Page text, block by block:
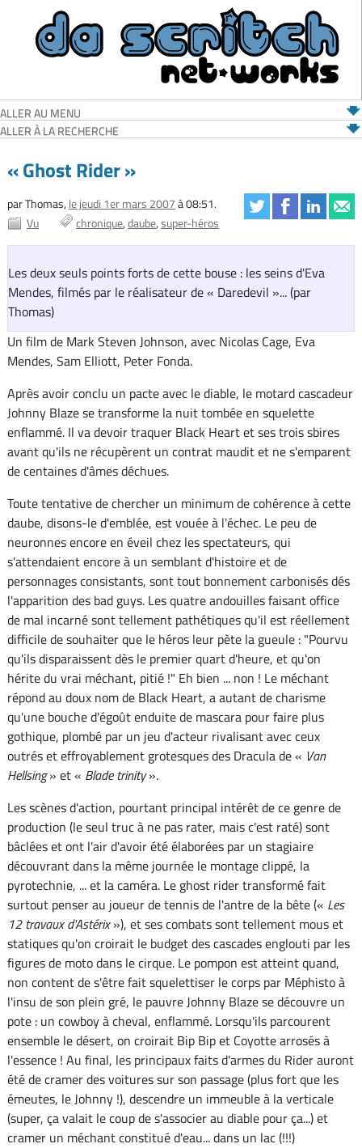
ALLER AU MENU
ALLER À LA RECHERCHE
« Ghost Rider »
par Thomas, le jeudi 1er mars 2007à 08:51.
Vu
chronique daube super-héros
Les deux seuls points forts de cette bouse : les seins d'Eva
Mendes, filmés par le réalisateur de « Daredevil »... (par
Thomas)
Un film de Mark Steven Johnson, avec Nicolas Cage, Eva
Mendes, Sam Elliott, Peter Fonda.
Après avoir conclu un pacte avec le diable, le motard cascadeur
Johnny Blaze se transforme la nuit tombée en squelette
enflammé. Il va devoir traquer Black Heart et ses trois sbires
avant qu'ils ne récupèrent un contrat maudit et ne s'emparent
de centaines d'âmes déchues.
Toute tentative de chercher un minimum de cohérence à cette
daube, disons-le d'emblée, est vouée à l'échec. Le peu de
neuronnes encore en éveil chez les spectateurs, qui
s'attendaient encore à un semblant d'histoire et de
personnages consistants, sont tout bonnement carbonisés dés
l'apparition des bad guys. Les quatre andouilles faisant office
de mal incarné sont tellement pathétiques qu'il est réellement
difficile de souhaiter que le héros leur pète la gueule : "Pourvu
qu'ils disparaissent dès le premier quart d'heure, et qu'on
hérite du vrai méchant, pitié !" Eh bien ... non ! Le méchant
répond au doux nom de Black Heart, a autant de charisme
qu'une bouche d'égoût enduite de mascara pour faire plus
gothique, plombé par un jeu d'acteur rivalisant avec ceux
outrés et effroyablement grotesques des Dracula de « Van
Hellsing» et « Blade trinity».
Les scènes d'action, pourtant principal intérêt de ce genre de
production (le seul truc à ne pas rater, mais c'est raté) sont
bâclées et ont l'air d'avoir été élaborées par un stagiaire
découvrant dans la même journée le montage clippé, la
pyrotechnie, ... et la caméra. Le ghost rider transformé fait
surtout penser au joueur de tennis de l'antre de la bête (« Les
12 travaux d'Astérix»), et ses combats sont tellement mous et
statiques qu'on croirait le budget des cascades englouti par les
figures de moto dans le cirque. Le pompon est atteint quand,
non content de s'être fait squelettiser le corps par Méphisto à
l'insu de son plein gré, le pauvre Johnny Blaze se découvre un
pote : un cowboy à cheval, enflammé. Lorsqu'ils parcourent
ensemble le désert, on croirait Bip Bip et Coyotte arrosés à
l'essence ! Au final, les principaux faits d'armes du Rider auront
été de cramer des voitures sur son passage (plus fort que les
émeutes, le Johnny !), descendre un immeuble à la verticale
(super, ça valait le coup de s'associer au diable pour ça...) et
cramer un méchant constitué d'eau... dans un lac (!!!)